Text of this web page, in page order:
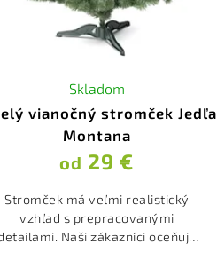
vianočný stromček Jedľa
Montana
Skladom
od 29 €
Stromček má veľmi realistický
vzhľad s prepracovanými
Naši zákazníci oceňujú